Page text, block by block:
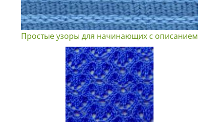
Простые узоры для начинающих с описанием